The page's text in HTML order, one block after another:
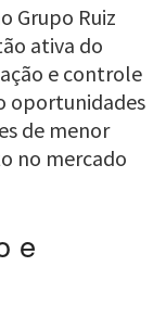
Grupo Ruiz
ativa do
e controle
oportunidades
de menor
no mercado
e